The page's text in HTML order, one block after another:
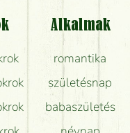
van?
szállításáról?
friss a csokor?
boltban?
Alkalmak
romantika
születésnap
babaszületés